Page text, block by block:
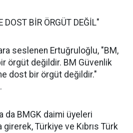
DOST BİR ÖRGÜT DEĞİL"
seslenen Ertuğruloğlu, "BM,
örgüt değildir. BM Güvenlik
dost bir örgüt değildir."
da BMGK daimi üyeleri
Türkiye ve Kıbrıs Türk